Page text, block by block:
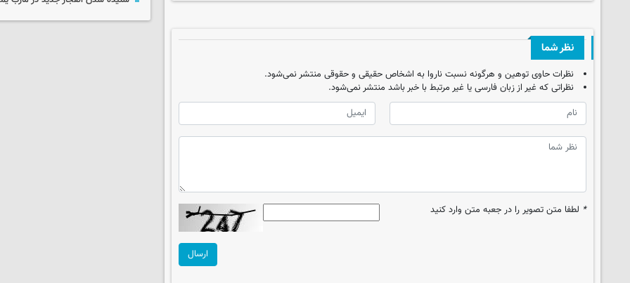
نظر شما
نظرات حاوی توهین و هرگونه نسبت ناروا به اشخاص حقیقی و حقوقی منتشر نمی‌شود.
نظراتی که غیر از زبان فارسی یا غیر مرتبط با خبر باشد منتشر نمی‌شود.
* لطفا متن تصویر را در جعبه متن وارد کنید
ارسال